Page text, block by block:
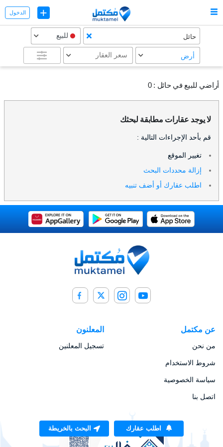
+ الدخول
حائل للبيع
أرض سعر العقار
أراضي للبيع في حائل : 0
لا يوجد عقارات مطابقة لبحثك
قم بأحد الإجراءات التالية :
تغيير الموقع
إزالة محددات البحث
اطلب عقارك أو أضف تنبيه
عن مكتمل
من نحن
شروط الاستخدام
سياسة الخصوصية
اتصل بنا
المعلنون
تسجيل المعلنين
اطلب عقارك البحث بالخريطة